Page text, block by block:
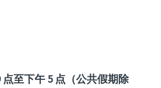
至下午 5 点（公共假期除